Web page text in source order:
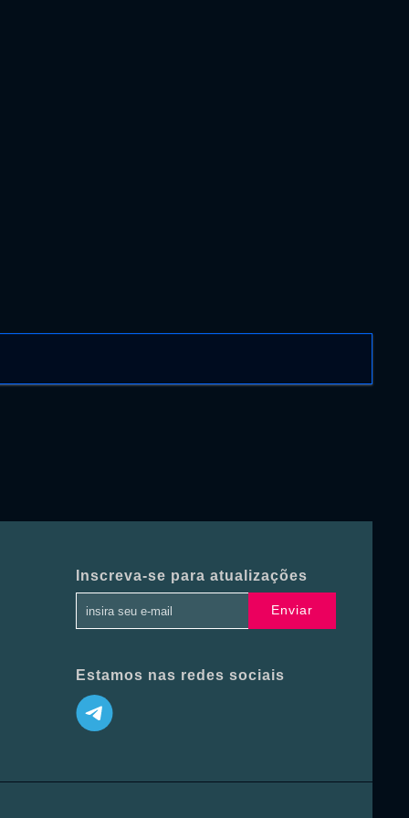
Inscreva-se para atualizações
Enviar
Estamos nas redes sociais